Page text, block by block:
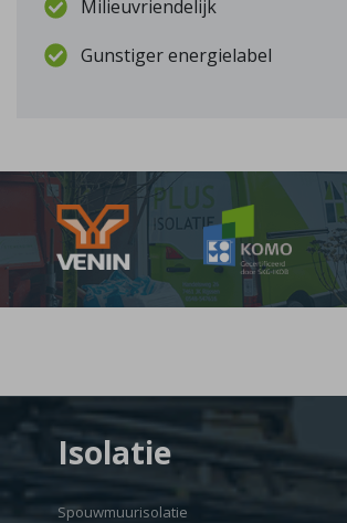
Milieuvriendelijk
Gunstiger energielabel
Isolatie
Spouwmuurisolatie